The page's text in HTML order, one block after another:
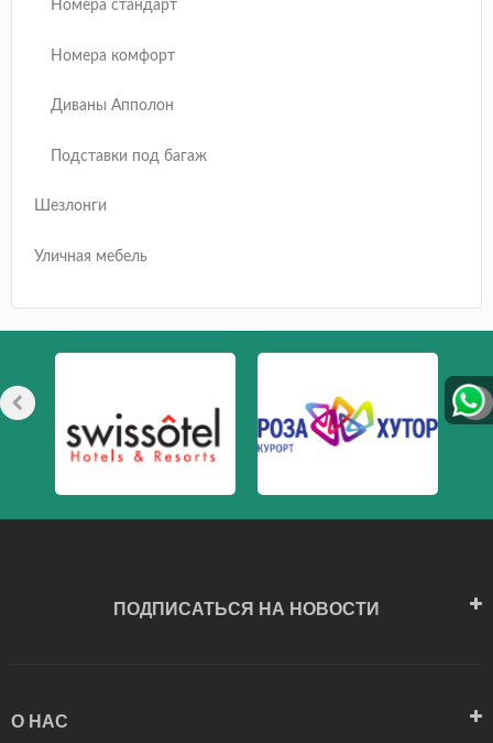
Номера стандарт
Номера комфорт
Диваны Апполон
Подставки под багаж
Шезлонги
Уличная мебель
ПОДПИСАТЬСЯ НА НОВОСТИ
О НАС